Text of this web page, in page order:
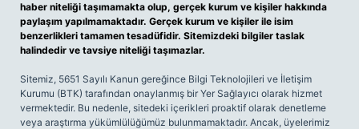
haber niteliği taşımamakta olup, gerçek kurum ve kişiler hakkında
paylaşım yapılmamaktadır. Gerçek kurum ve kişiler ile isim
benzerlikleri tamamen tesadüfidir. Sitemizdeki bilgiler taslak
halindedir ve tavsiye niteliği taşımazlar.
Sitemiz, 5651 Sayılı Kanun gereğince Bilgi Teknolojileri ve İletişim
Kurumu (BTK) tarafından onaylanmış bir Yer Sağlayıcı olarak hizmet
vermektedir. Bu nedenle, sitedeki içerikleri proaktif olarak denetleme
veya araştırma yükümlülüğümüz bulunmamaktadır. Ancak, üyelerimiz